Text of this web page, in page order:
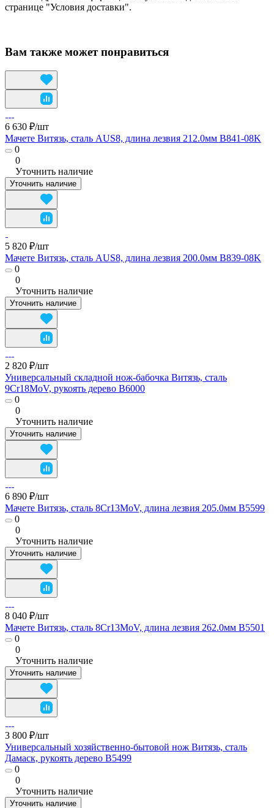
странице "Условия доставки".
Вам также может понравиться
6 630 ₽/шт
Мачете Витязь, сталь AUS8, длина лезвия 212.0мм B841-08K
0
0
Уточнить наличие
Уточнить наличие
5 820 ₽/шт
Мачете Витязь, сталь AUS8, длина лезвия 200.0мм B839-08K
0
0
Уточнить наличие
Уточнить наличие
2 820 ₽/шт
Универсальный складной нож-бабочка Витязь, сталь
9Cr18MoV, рукоять дерево B6000
0
0
Уточнить наличие
Уточнить наличие
6 890 ₽/шт
Мачете Витязь, сталь 8Cr13MoV, длина лезвия 205.0мм B5599
0
0
Уточнить наличие
Уточнить наличие
8 040 ₽/шт
Мачете Витязь, сталь 8Cr13MoV, длина лезвия 262.0мм B5501
0
0
Уточнить наличие
Уточнить наличие
3 800 ₽/шт
Универсальный хозяйственно-бытовой нож Витязь, сталь
Дамаск, рукоять дерево B5499
0
0
Уточнить наличие
Уточнить наличие